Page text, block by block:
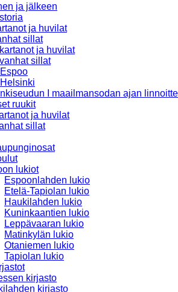
ja jälkeen
ja huvilat
sillat
ja huvilat
sillat
I maailmansodan ajan
ruukit
ja huvilat
sillat
lukiot
Espoonlahden lukio
Etelä-Tapiolan lukio
Haukilahden lukio
Kuninkaantien lukio
Leppävaaran lukio
Matinkylän lukio
Otaniemen lukio
Tapiolan lukio
kirjasto
kirjasto